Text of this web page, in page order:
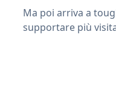
Ma poi arriva a
supportare più